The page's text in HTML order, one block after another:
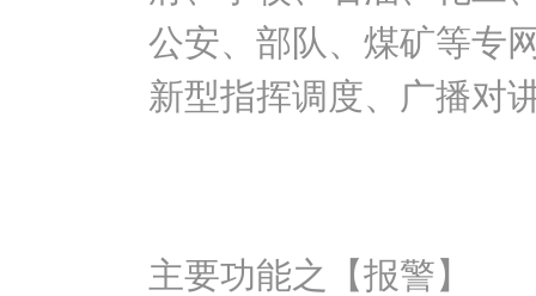
公安、部队、煤矿等专
新型指挥调度、广播对
主要功能之【报警】